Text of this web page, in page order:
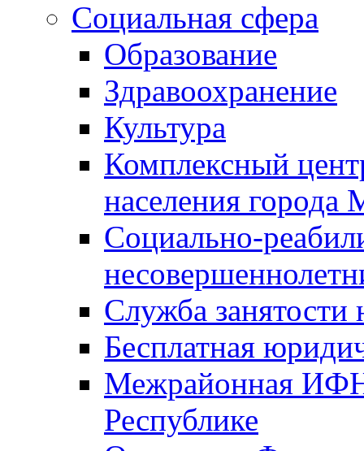
Социальная сфера
Образование
Здравоохранение
Культура
Комплексный
населения города
Социально-
Служба занятости
Бесплатная
Межрайонная
Республике